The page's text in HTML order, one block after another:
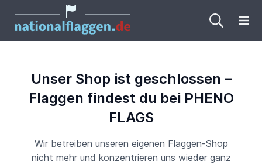
Unser Shop ist geschlossen –
Flaggen findest du bei PHENO
FLAGS
Wir betreiben unseren eigenen Flaggen-Shop
nicht mehr und konzentrieren uns wieder ganz